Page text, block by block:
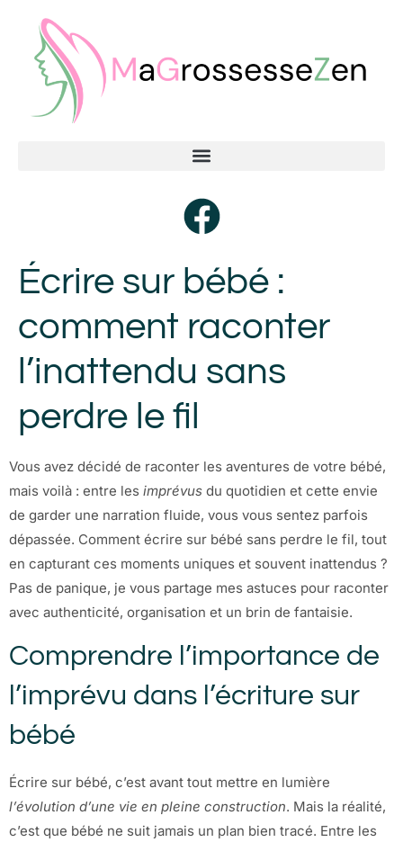
Écrire sur bébé :
comment raconter
l’inattendu sans
perdre le fil
Vous avez décidé de raconter les aventures de votre bébé,
mais voilà : entre les imprévus du quotidien et cette envie
de garder une narration fluide, vous vous sentez parfois
dépassée. Comment écrire sur bébé sans perdre le fil, tout
en capturant ces moments uniques et souvent inattendus ?
Pas de panique, je vous partage mes astuces pour raconter
avec authenticité, organisation et un brin de fantaisie.
Comprendre l’importance de
l’imprévu dans l’écriture sur
bébé
Écrire sur bébé, c’est avant tout mettre en lumière
l’évolution d’une vie en pleine construction. Mais la réalité,
c’est que bébé ne suit jamais un plan bien tracé. Entre les